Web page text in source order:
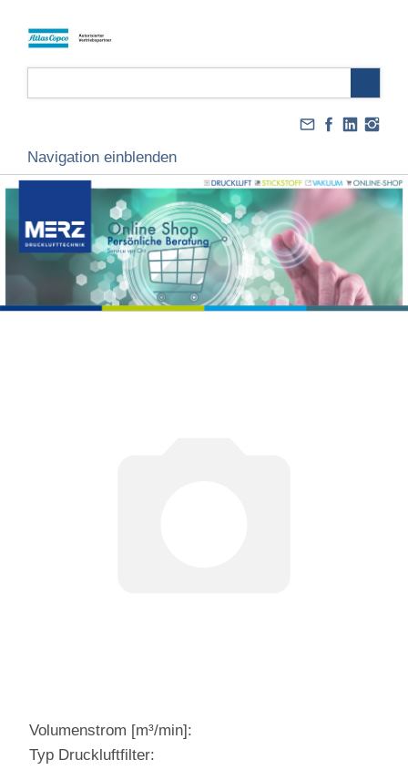
Navigation einblenden
Volumenstrom [m³/min]:
Typ Druckluftfilter: